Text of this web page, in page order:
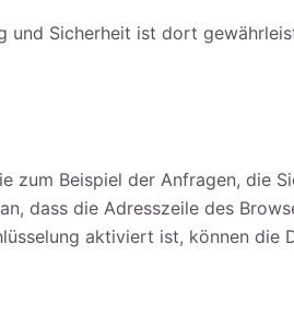
und Sicherheit ist dort
zum Beispiel der Anfragen, die
dass die Adresszeile des
aktiviert ist, können die